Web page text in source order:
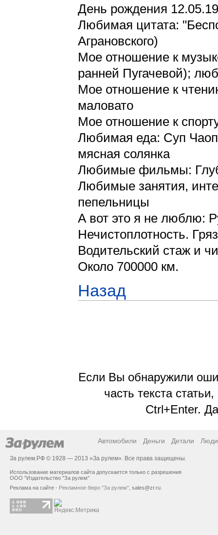
День рождения
Любимая цитата:
Аграновского)
Мое отношение к
ранней Пугачевой);
Мое отношение к
маловато
Мое отношение к
Любимая еда: Суп
мясная солянка
Любимые фильмы:
Любимые занятия,
пепельницы
А вот это я не люблю:
Нечистоплотность.
Водительский стаж и
Около 700000 км.
Назад
Если Вы обнаружили
часть текста
Ctrl+Enter.
Автомобили Деньги Детали Люди
За рулем.РФ © 1928 — 2013 «За рулем». Все права защищены.
Использование материалов сайта допускается только с разрешения
ООО "Издательство "За рулем"
Реклама на сайте - Рекламное бюро "За рулем" sales@zr.ru